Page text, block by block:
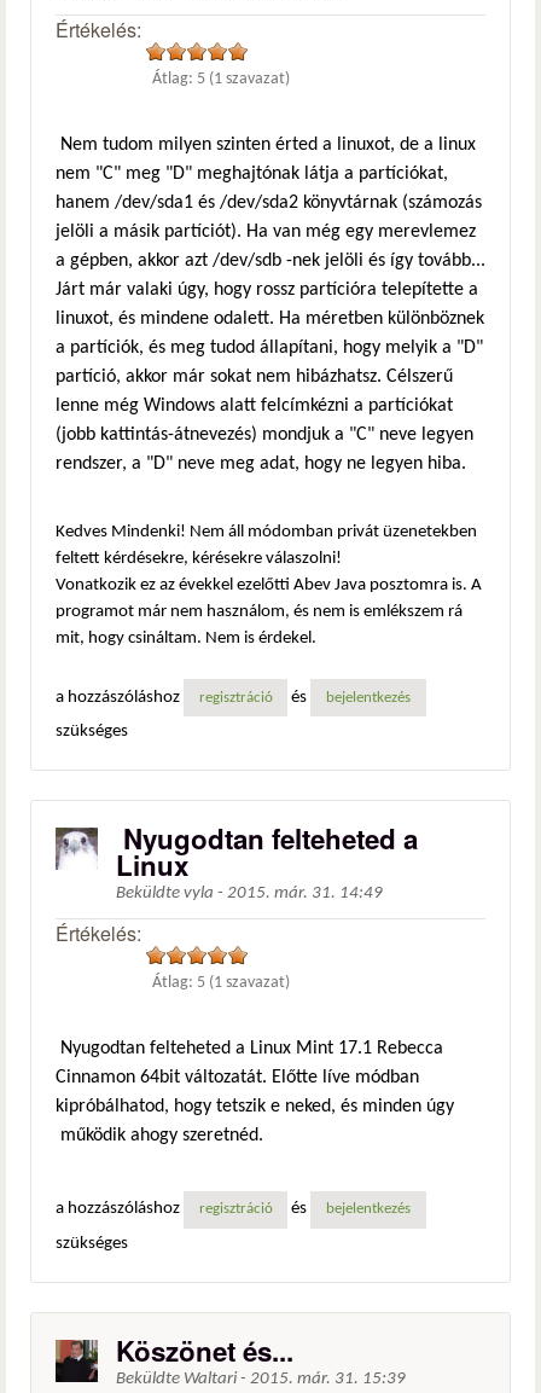
Értékelés:
Átlag: 5 (1 szavazat)
Nem tudom milyen szinten érted a linuxot, de a linux
nem "C" meg "D" meghajtónak látja a partíciókat,
hanem /dev/sda1 és /dev/sda2 könyvtárnak (számozás
jelöli a másik partíciót). Ha van még egy merevlemez
a gépben, akkor azt /dev/sdb -nek jelöli és így tovább...
Járt már valaki úgy, hogy rossz partícióra telepítette a
linuxot, és mindene odalett. Ha méretben különböznek
a partíciók, és meg tudod állapítani, hogy melyik a "D"
partíció, akkor már sokat nem hibázhatsz. Célszerű
lenne még Windows alatt felcímkézni a partíciókat
(jobb kattintás-átnevezés) mondjuk a "C" neve legyen
rendszer, a "D" neve meg adat, hogy ne legyen hiba.
Kedves Mindenki! Nem áll módomban privát üzenetekben
feltett kérdésekre, kérésekre válaszolni!
Vonatkozik ez az évekkel ezelőtti Abev Java posztomra is. A
programot már nem használom, és nem is emlékszem rá
mit, hogy csináltam. Nem is érdekel.
a hozzászóláshoz regisztráció és bejelentkezés
szükséges
Nyugodtan felteheted a
Linux
Beküldte vyla - 2015. már. 31. 14:49
Értékelés:
Átlag: 5 (1 szavazat)
Nyugodtan felteheted a Linux Mint 17.1 Rebecca
Cinnamon 64bit változatát. Előtte líve módban
kipróbálhatod, hogy tetszik e neked, és minden úgy
működik ahogy szeretnéd.
a hozzászóláshoz regisztráció és bejelentkezés
szükséges
Köszönet és...
Beküldte Waltari - 2015. már. 31. 15:39